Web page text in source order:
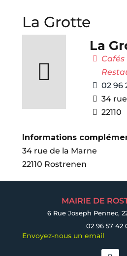
La Grotte
La
Cafés
02 96
34
22110
Informations
34 rue de la Marne
22110 Rostrenen
MAIRIE DE
6 Rue Joseph Pennec,
02 96 57 42
Envoyez-nous un email